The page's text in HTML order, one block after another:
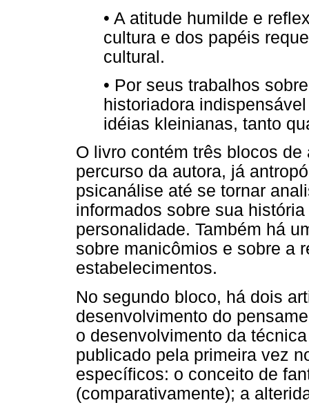
• A atitude humilde e
cultura e dos papéis
cultural.
• Por seus trabalhos
historiadora
idéias kleinianas, tanto
O livro contém três blocos
percurso da autora, já
psicanálise até se tornar
informados sobre sua
personalidade. Também há
sobre manicômios e sobre a
estabelecimentos.
No segundo bloco, há dois
desenvolvimento do
o desenvolvimento da
publicado pela primeira vez
específicos: o conceito de
(comparativamente); a